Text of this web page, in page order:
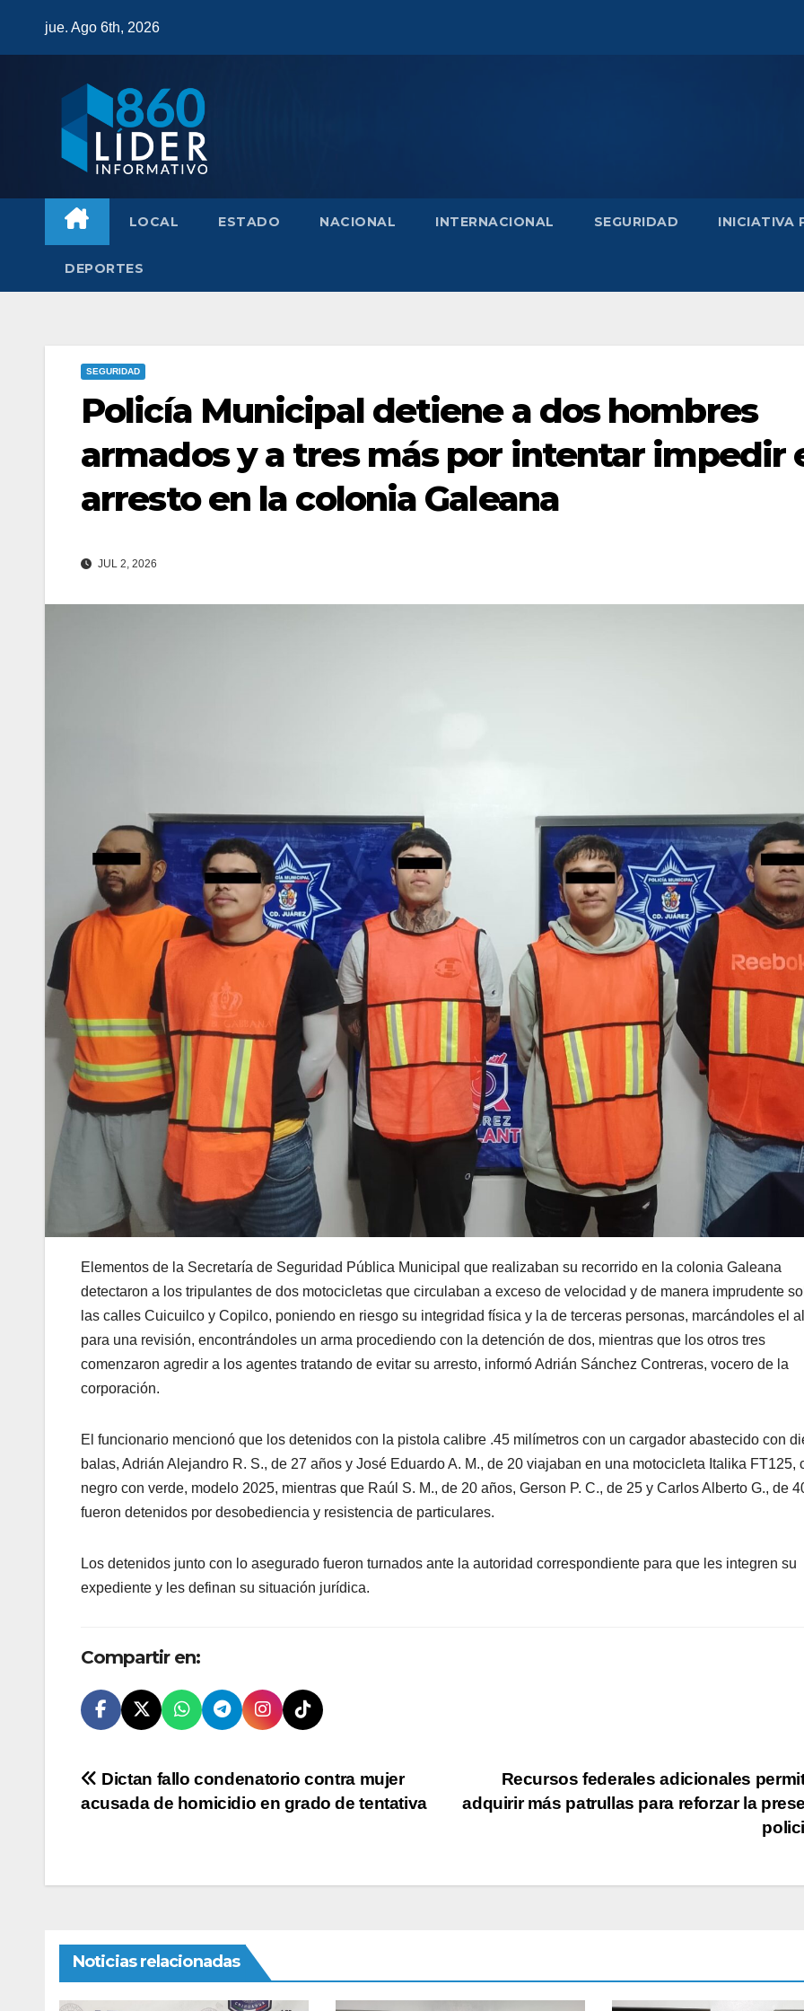
jue. Ago 6th, 2026
LOCAL ESTADO NACIONAL INTERNACIONAL SEGURIDAD INICIATIVA
DEPORTES
SEGURIDAD
Policía Municipal detiene a dos hombres
armados y a tres más por intentar impedir
arresto en la colonia Galeana
JUL 2, 2026
Elementos de la Secretaría de Seguridad Pública Municipal que realizaban su recorrido en la colonia Galeana
detectaron a los tripulantes de dos motocicletas que circulaban a exceso de velocidad y de manera imprudente
las calles Cuicuilco y Copilco, poniendo en riesgo su integridad física y la de terceras personas, marcándoles el
para una revisión, encontrándoles un arma procediendo con la detención de dos, mientras que los otros tres
comenzaron agredir a los agentes tratando de evitar su arresto, informó Adrián Sánchez Contreras, vocero de la
corporación.
El funcionario mencionó que los detenidos con la pistola calibre .45 milímetros con un cargador abastecido con
balas, Adrián Alejandro R. S., de 27 años y José Eduardo A. M., de 20 viajaban en una motocicleta Italika FT125,
negro con verde, modelo 2025, mientras que Raúl S. M., de 20 años, Gerson P. C., de 25 y Carlos Alberto G., de
fueron detenidos por desobediencia y resistencia de particulares.
Los detenidos junto con lo asegurado fueron turnados ante la autoridad correspondiente para que les integren su
expediente y les definan su situación jurídica.
Compartir en:
Navegación
Recursos federales adicionales
adquirir más patrullas para reforzar la
Dictan fallo condenatorio contra mujer
acusada de homicidio en grado de tentativa
Noticias relacionadas